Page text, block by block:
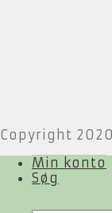
Copyright
Min konto
Søg